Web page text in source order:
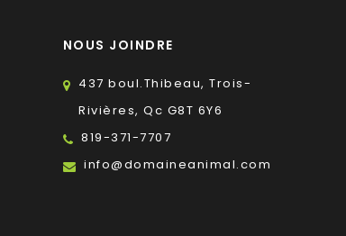
NOUS JOINDRE
437 boul.Thibeau, Trois-
Rivières, Qc G8T 6Y6
819-371-7707
info@domaineanimal.com